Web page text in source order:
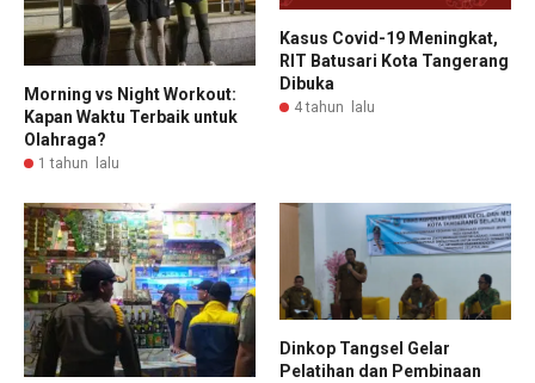
Morning vs Night Workout:
Kapan Waktu Terbaik untuk
Olahraga?
1 tahun lalu
Kasus Covid-19 Meningkat,
RIT Batusari Kota Tangerang
Dibuka
4 tahun lalu
Dinkop Tangsel Gelar
Pelatihan dan Pembinaan